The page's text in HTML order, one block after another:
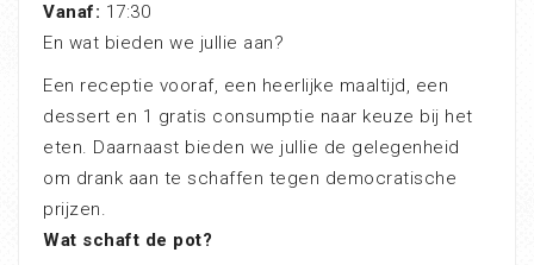
Vanaf: 17:30
En wat bieden we jullie aan?
Een receptie vooraf, een heerlijke maaltijd, een
dessert en 1 gratis consumptie naar keuze bij het
eten. Daarnaast bieden we jullie de gelegenheid
om drank aan te schaffen tegen democratische
prijzen.
Wat schaft de pot?